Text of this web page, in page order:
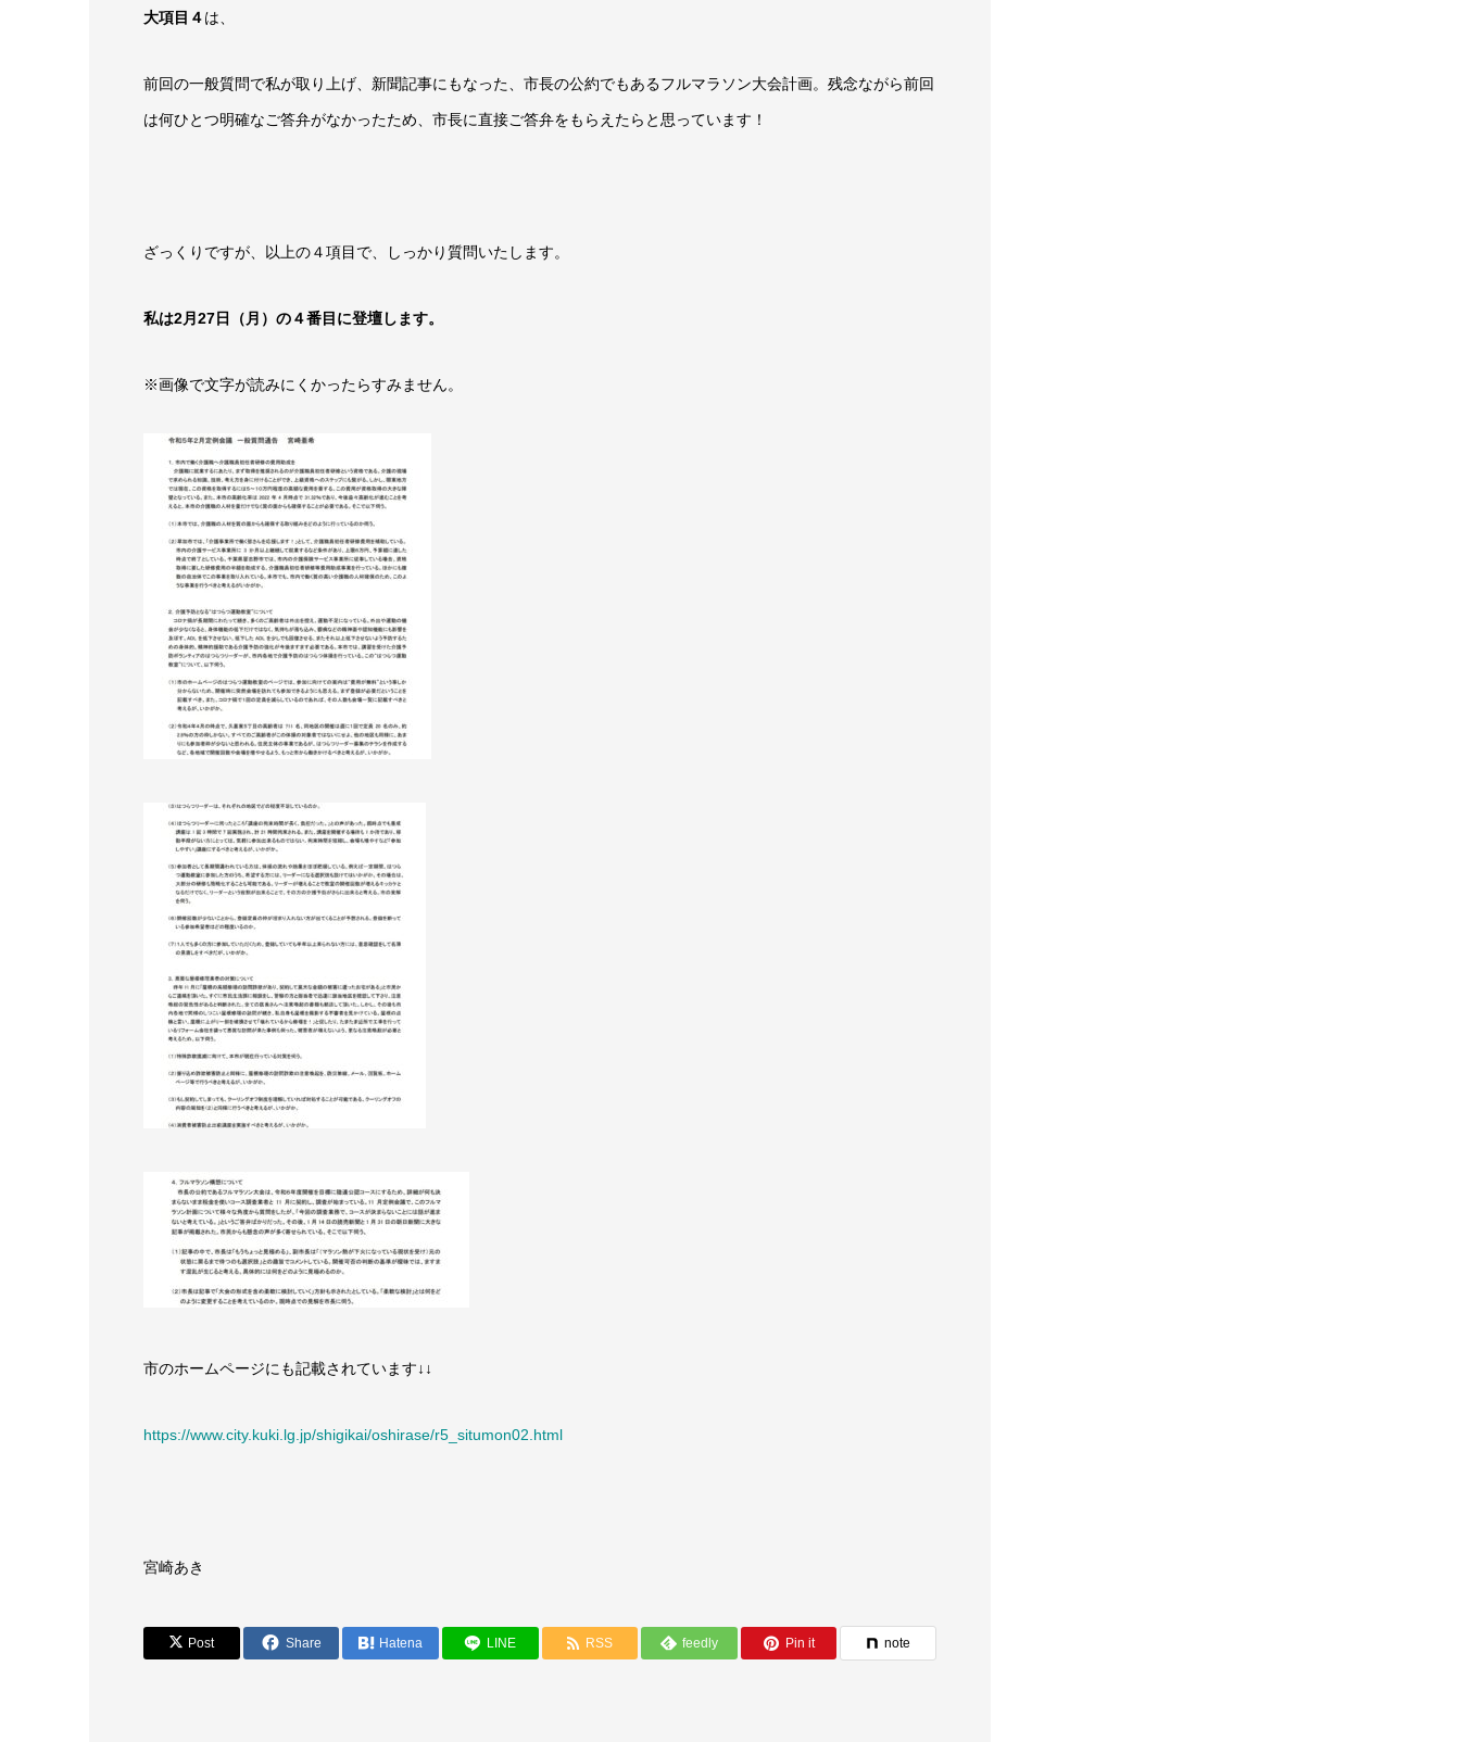
大項目４は、
前回の一般質問で私が取り上げ、新聞記事にもなった、市長の公約でもあるフルマラソン大会計画。残念ながら前回
は何ひとつ明確なご答弁がなかったため、市長に直接ご答弁をもらえたらと思っています！
ざっくりですが、以上の４項目で、しっかり質問いたします。
私は2月27日（月）の４番目に登壇します。
※画像で文字が読みにくかったらすみません。
市のホームページにも記載されています↓↓
https://www.city.kuki.lg.jp/shigikai/oshirase/r5_situmon02.html
宮崎あき
Post Share Hatena LINE RSS feedly Pin it note